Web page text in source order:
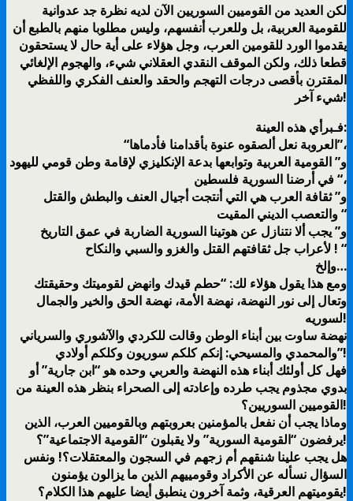
لكن العديد من القوميين السوريين الآن لديه نظرة جد عدوانية
للقومية العربية، بل وللعرب أنفسهم، وليس مطلوبا منهم بالطبع أن
يقدموا الورد للقومين العرب، وجل هؤلاء على أية حال لا يستحقون
قطعا ذلك، ولكن الموقف النقدي العقلاني شيء، والهجوم الإلغائي
المقترن بأقصى درجات التهجم والحقد والعنف الفكري واللفظي
شيء آخر!
فـبرأي هذه العينة:
“العروبة نعل ألصقوه عنوة بأقدامنا فأدماها”،
و” القومية العربية وتوابعها بدعة الإنكليزي لإقامة وطن قومي لليهود
في أرضنا السورية فلسطين “،
و” ثقافة العرب هي التي أنتجت أجيال العنف والبطش والقتل
والتعصب الديني المقيت “
و” يجب ألا نتنازل عن هوتينا السورية الضاربة في عمق التاريخ
لأعراب جل ثقافتهم القتل والغزو والسبي والنكاح ! “
وإلخ…
ومع هذا يقول هؤلاء لك: “حطم قيدك وانهض لقوميتك وحقيقتك
وتعال إلى نور النهضة، نهضة الأمة، نهضة الحق والخير والجمال
لسوريه!
نهضة ساوت بين أبناء الوطن وقالت للكردي والآشوري والسرياني
والمحمدي والمسيحي: إنكم كلكم سوريون وكلكم أولادي”!
فهل كل أولئك أبناء هذه النهضة والعربي وحده هو “ابن جارية” أو
بدوي مجذوم يجب طرده وإعادته إلى الصحراء بنظر هذه العينة من
القوميين السوريين؟!
وماذا يجب أن نفعل بالمؤمنين بعروبتهم وبالقوميين العرب، الذين
يرفضون “القومية السورية” ولا يقبلون “القومية الاجتماعية”؟!
هل يجب علينا شنقهم أم زجهم في السجون والمعتقلات؟! ونفس
السؤال نسأله عن الأكراد وقومييهم الذين ما يزالون يؤمنون
يقوميتهم العرقية، وثمة آخرون ينطبق أيضا عليهم هذا الكلام؟!